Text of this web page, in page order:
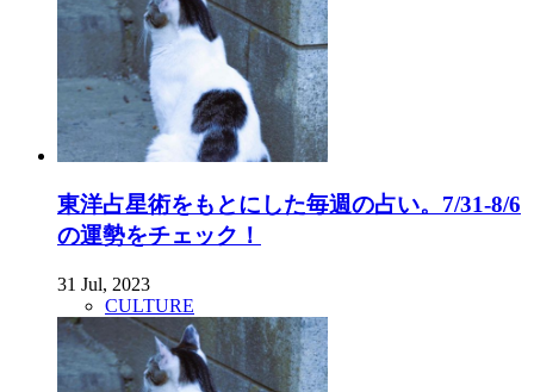
東洋占星術をもとにした毎週の占い。7/31-8/6
の運勢をチェック！
31 Jul, 2023
CULTURE